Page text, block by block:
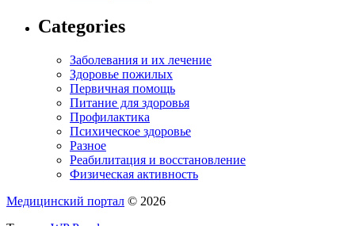
Categories
Заболевания и их лечение
Здоровье пожилых
Первичная помощь
Питание для здоровья
Профилактика
Психическое здоровье
Разное
Реабилитация и восстановление
Физическая активность
Медицинский портал © 2026